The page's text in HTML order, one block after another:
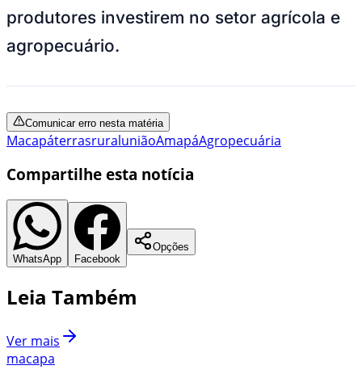
produtores investirem no setor agrícola e
agropecuário.
Comunicar erro nesta matéria
MacapáterrasruraluniãoAmapáAgropecuária
Compartilhe esta notícia
WhatsApp Facebook
Opções
Leia Também
Ver mais
macapa